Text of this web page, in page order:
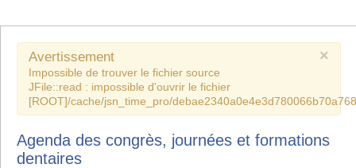
×
Avertissement
Impossible de trouver le fichier source
JFile::read : impossible d'ouvrir le fichier
[ROOT]/cache/jsn_time_pro/
Agenda des congrès, journées et formations
dentaires